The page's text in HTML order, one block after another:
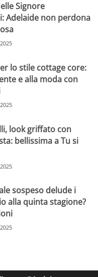
Signore
Adelaide non perdona
lo stile cottage core:
e alla moda con
look griffato con
bellissima a Tu si
sospeso delude i
alla quinta stagione?